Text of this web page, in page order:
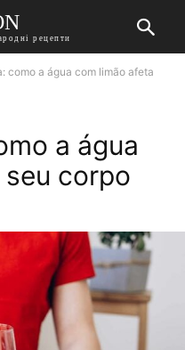
рецепти
como a água com limão afeta
a água
corpo